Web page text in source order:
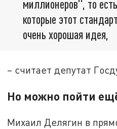
миллионеров", то
которые этот
очень хорошая идея,
– считает депутат
Но можно пойти
Михаил Делягин в